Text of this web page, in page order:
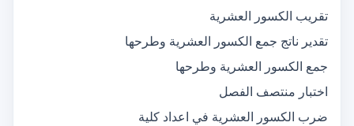
تقريب الكسور العشرية
تقدير ناتج جمع الكسور العشرية وطرحها
جمع الكسور العشرية وطرحها
اختبار منتصف الفصل
ضرب الكسور العشرية في اعداد كلية